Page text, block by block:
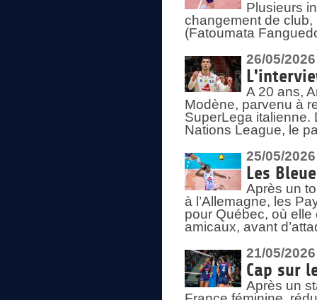
Plusieurs
changement de
(Fatoumata
26/05/2026
A 20 ans,
Modène, parvenu à
SuperLega italienne.
Nations League, le
25/05/2026
Les
Après un
à l’Allemagne, les
pour Québec, où
amicaux, avant
21/05/2026
Cap sur
Après un